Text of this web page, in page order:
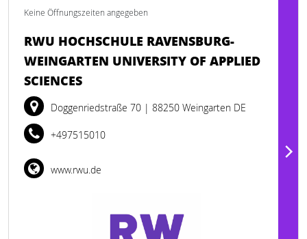
Keine Öffnungszeiten angegeben
RWU HOCHSCHULE RAVENSBURG-
WEINGARTEN UNIVERSITY OF APPLIED
SCIENCES
Doggenriedstraße 70 | 88250 Weingarten DE
+497515010
www.rwu.de